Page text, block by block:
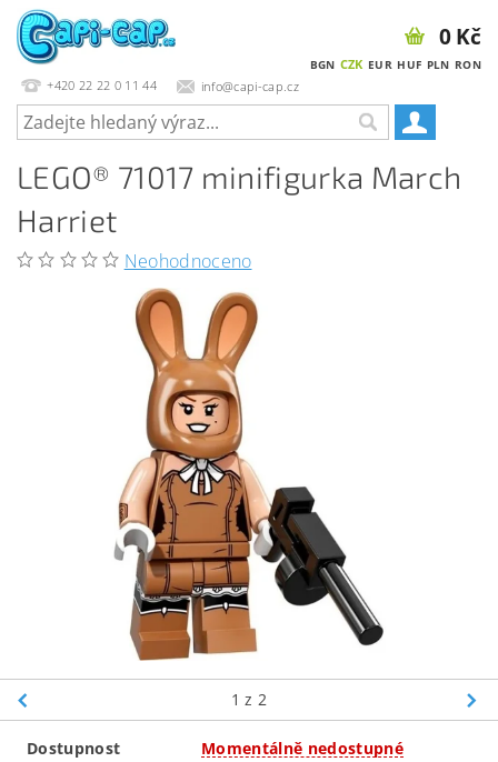
+420 22 22 0 11 44 info@capi-cap.cz
BGN CZK EUR HUF PLN RON
0 Kč
LEGO® 71017 minifigurka March
Harriet
Neohodnoceno
1 z 2
Dostupnost Momentálně nedostupné